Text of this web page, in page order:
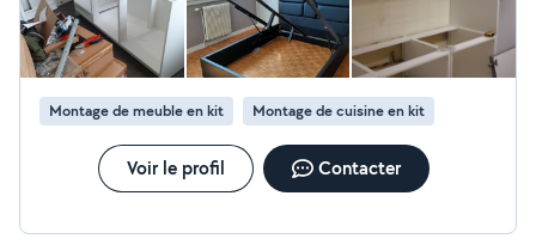
Montage de meuble en kit Montage de cuisine en kit
Voir le profil Contacter